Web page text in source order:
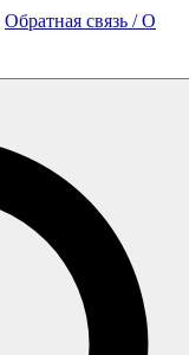
Обратная связь / О